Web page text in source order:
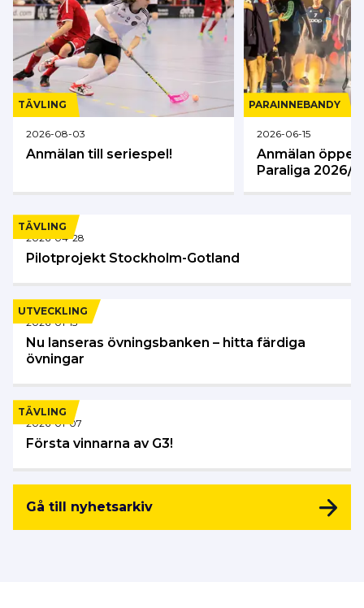
TÄVLING
2026-08-03
Anmälan till seriespel!
PARA­INNEBANDY
2026-06-15
Anmälan
Paraliga 2026/
TÄVLING
2026-04-28
Pilotprojekt Stockholm-Gotland
UTVECKLING
2026-01-13
Nu lanseras övningsbanken – hitta färdiga
övningar
TÄVLING
2026-01-07
Första vinnarna av G3!
Gå till nyhetsarkiv